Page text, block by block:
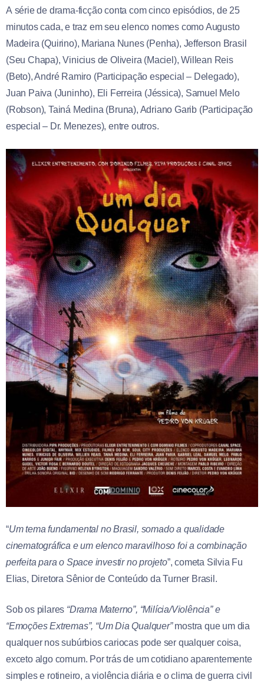
A série de drama-ficção conta com cinco episódios, de 25
minutos cada, e traz em seu elenco nomes como Augusto
Madeira (Quirino), Mariana Nunes (Penha), Jefferson Brasil
(Seu Chapa), Vinicius de Oliveira (Maciel), Willean Reis
(Beto), André Ramiro (Participação especial – Delegado),
Juan Paiva (Juninho), Eli Ferreira (Jéssica), Samuel Melo
(Robson), Tainá Medina (Bruna), Adriano Garib (Participação
especial – Dr. Menezes), entre outros.
“Um tema fundamental no Brasil, somado a qualidade
cinematográfica e um elenco maravilhoso foi a combinação
perfeita para o Space investir no projeto”, cometa Silvia Fu
Elias, Diretora Sênior de Conteúdo da Turner Brasil.
Sob os pilares “Drama Materno”, “Milícia/Violência” e
“Emoções Extremas”, “Um Dia Qualquer”mostra que um dia
qualquer nos subúrbios cariocas pode ser qualquer coisa,
exceto algo comum. Por trás de um cotidiano aparentemente
simples e rotineiro, a violência diária e o clima de guerra civil